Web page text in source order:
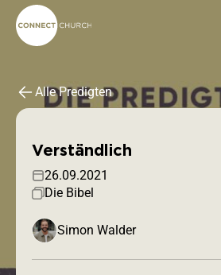
Alle Predigten
Verständlich
26.09.2021
Die Bibel
Simon Walder